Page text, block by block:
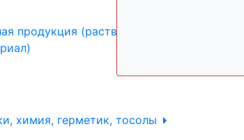
продукция (растворитель, антигравий,
химия, герметик, тосолы